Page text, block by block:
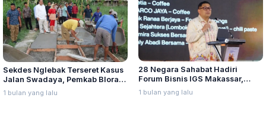
Sekdes Nglebak Terseret Kasus
Jalan Swadaya, Pemkab Blora
Sebut Pendampingan Hukum
Bukan Kewenangannya
1 bulan yang lalu
28 Negara Sahabat Hadiri
Forum Bisnis IGS Makassar,
Munafri Tawarkan Investasi
Stadion Untia
1 bulan yang lalu